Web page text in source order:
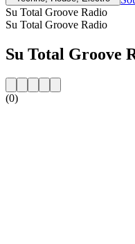
Su Total Groove Radio
Su Total Groove Radio
Su Total Groove
(0)